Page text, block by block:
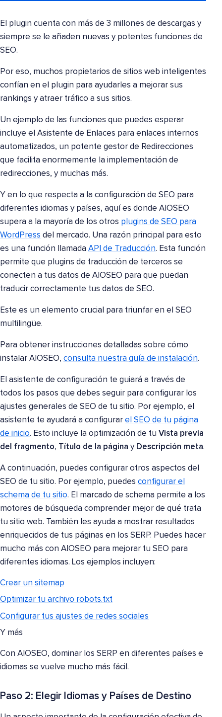
El plugin cuenta con más de 3 millones de descargas y
siempre se le añaden nuevas y potentes funciones de
SEO.
Por eso, muchos propietarios de sitios web inteligentes
confían en el plugin para ayudarles a mejorar sus
rankings y atraer tráfico a sus sitios.
Un ejemplo de las funciones que puedes esperar
incluye el Asistente de Enlaces para enlaces internos
automatizados, un potente gestor de Redirecciones
que facilita enormemente la implementación de
redirecciones, y muchas más.
Y en lo que respecta a la configuración de SEO para
diferentes idiomas y países, aquí es donde AIOSEO
supera a la mayoría de los otros plugins de SEO para
WordPress del mercado. Una razón principal para esto
es una función llamada API de Traducción. Esta función
permite que plugins de traducción de terceros se
conecten a tus datos de AIOSEO para que puedan
traducir correctamente tus datos de SEO.
Este es un elemento crucial para triunfar en el SEO
multilingüe.
Para obtener instrucciones detalladas sobre cómo
instalar AIOSEO, consulta nuestra guía de instalación.
El asistente de configuración te guiará a través de
todos los pasos que debes seguir para configurar los
ajustes generales de SEO de tu sitio. Por ejemplo, el
asistente te ayudará a configurar el SEO de tu página
de inicio. Esto incluye la optimización de tu Vista previa
del fragmento, Título de la página y Descripción meta.
A continuación, puedes configurar otros aspectos del
SEO de tu sitio. Por ejemplo, puedes configurar el
schema de tu sitio. El marcado de schema permite a los
motores de búsqueda comprender mejor de qué trata
tu sitio web. También les ayuda a mostrar resultados
enriquecidos de tus páginas en los SERP. Puedes hacer
mucho más con AIOSEO para mejorar tu SEO para
diferentes idiomas. Los ejemplos incluyen:
Crear un sitemap
Optimizar tu archivo robots.txt
Configurar tus ajustes de redes sociales
Y más
Con AIOSEO, dominar los SERP en diferentes países e
idiomas se vuelve mucho más fácil.
Paso 2: Elegir Idiomas y Países de Destino